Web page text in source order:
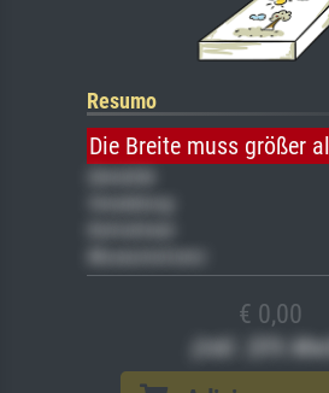
Resumo
Die Breite muss größer
€ 0,00
(inkl. 20%